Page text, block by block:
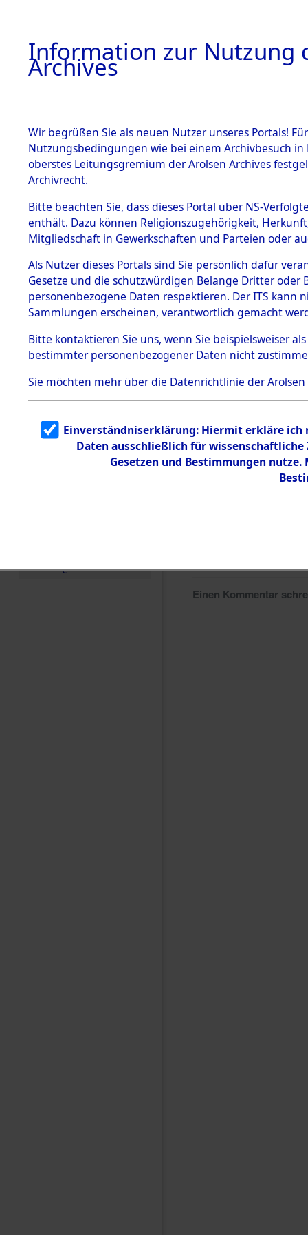
BESTÄNDE
1.
mente
5. Verschiedenes
5.3
Todesmärsche
5.3.1 Alliierte
Erhebungen
zu
Todesmärsch
en
5.3.2
g
5.3.3
Todesmärsch
e
Achmühle
Einen Kommentar
Information zur Nutzung
Archives
Wir begrüßen Sie als neuen Nutzer unseres Portals!
Nutzungsbedingungen wie bei einem Archivbesuch
oberstes Leitungsgremium der Arolsen Archives
Archivrecht.
Bitte beachten Sie, dass dieses Portal über NS-
enthält. Dazu können Religionszugehörigkeit,
Mitgliedschaft in Gewerkschaften und Parteien oder
Als Nutzer dieses Portals sind Sie persönlich dafür
Gesetze und die schutzwürdigen Belange Dritter
personenbezogene Daten respektieren. Der ITS
Sammlungen erscheinen, verantwortlich gemacht
Bitte kontaktieren Sie uns, wenn Sie beispielsweiser
bestimmter personenbezogener Daten nicht
Sie möchten mehr über die Datenrichtlinie der Arolsen
Einverständniserklärung: Hiermit erkläre ich
Daten ausschließlich für
Gesetzen und Bestimmungen